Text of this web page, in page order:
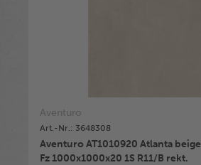
Aventuro
Art.-Nr.: 3648308
Aventuro AT1010920 Atlanta beige
Fz 1000x1000x20 1S R11/B rekt.